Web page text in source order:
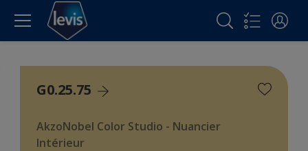
G0.25.75
AkzoNobel Color Studio - Nuancier
Intérieur